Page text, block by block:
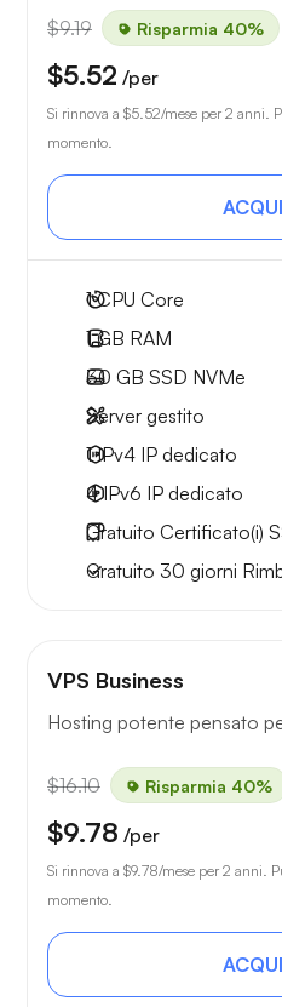
$9.19 Risparmia 40%
$5.52 /per
Si rinnova a $5.52/mese per 2 anni.
momento.
1CPU Core
1 GB RAM
30 GB SSD NVMe
Server gestito
1 IPv4 IP dedicato
4 IPv6 IP dedicato
Gratuito Certificato(i)
Gratuito 30 giorni
VPS Business
Hosting potente pensato
$16.10 Risparmia 40%
$9.78 /per
Si rinnova a $9.78/mese per 2 anni.
momento.